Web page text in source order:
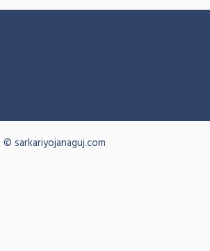
© sarkariyojanaguj.com